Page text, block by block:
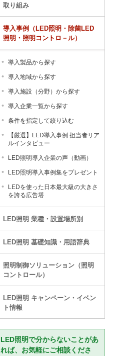
取り組み
導入事例（LED照明・除菌LED
照明・照明コントロ－ル）
導入製品から探す
導入地域から探す
導入施設（分野）から探す
導入企業一覧から探す
条件を指定して絞り込む
【厳選】LED導入事例 担当者リア
ルインタビュー
LED照明導入企業の声（動画）
LED照明導入事例集をプレゼント
LEDを使った日本最大級の大きさ
を誇る広告塔
LED照明 業種・設置場所別
LED照明 基礎知識・用語辞典
照明制御ソリューション（照明
コントロール）
LED照明 キャンペーン・イベン
ト情報
LED照明で分からないことがあ
れば、お気軽にご相談くださ